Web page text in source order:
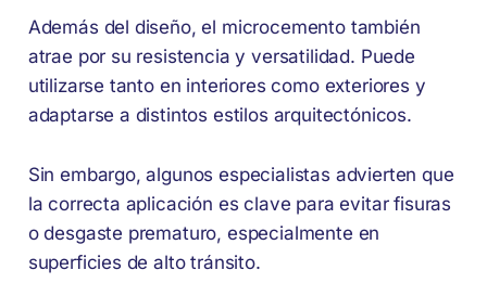
Además del diseño, el microcemento también
atrae por su resistencia y versatilidad. Puede
utilizarse tanto en interiores como exteriores y
adaptarse a distintos estilos arquitectónicos.
Sin embargo, algunos especialistas advierten que
la correcta aplicación es clave para evitar fisuras
o desgaste prematuro, especialmente en
superficies de alto tránsito.